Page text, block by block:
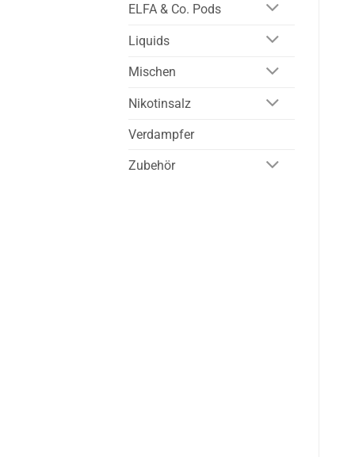
ELFA & Co. Pods
Liquids
Mischen
Nikotinsalz
Verdampfer
Zubehör